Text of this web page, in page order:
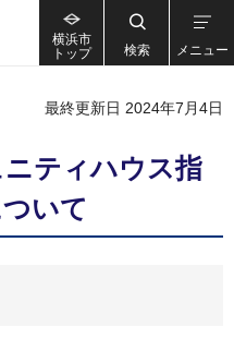
横浜市
トップ
検索 メニュー
最終更新日 2024年7月4日
ティハウス指
いて